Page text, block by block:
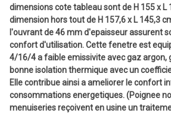
dimensions cote tableau sont de H 155 x L
dimension hors tout de H 157,6 x L 145,3
l'ouvrant de 46 mm d'epaisseur assurent
confort d'utilisation. Cette fenetre est
4/16/4 a faible emissivite avec gaz argon,
bonne isolation thermique avec un
Elle contribue ainsi a ameliorer le confort
consommations energetiques. (Poignee
menuiseries reçoivent en usine un